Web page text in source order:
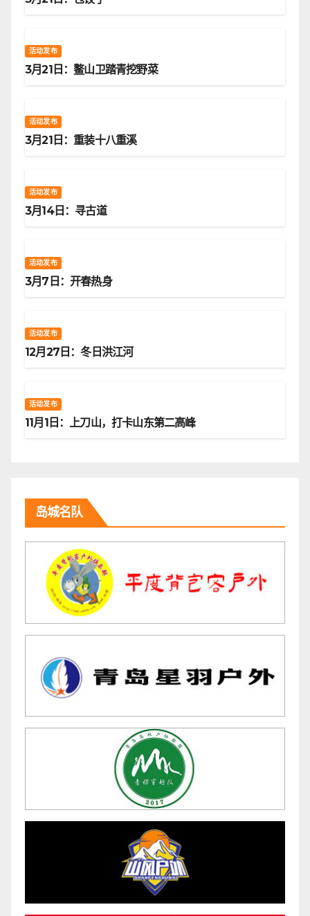
活动发布
3月21日：鳌山卫踏青挖野菜
活动发布
3月21日：重装十八重溪
活动发布
3月14日：寻古道
活动发布
3月7日：开春热身
活动发布
12月27日：冬日洪江河
活动发布
11月1日：上刀山，打卡山东第二高峰
岛城名队